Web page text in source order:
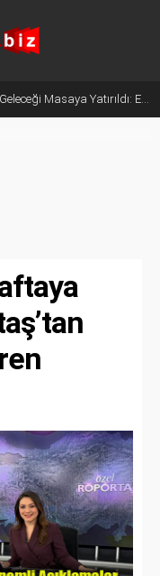
Eskişehir’in Ekonomi ve Sanayi Geleceği Masaya Yatırıldı: ESMİAD ile MHP Buluştu